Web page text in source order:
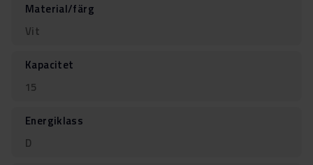
Material/färg
Vit
Kapacitet
15
Energiklass
D